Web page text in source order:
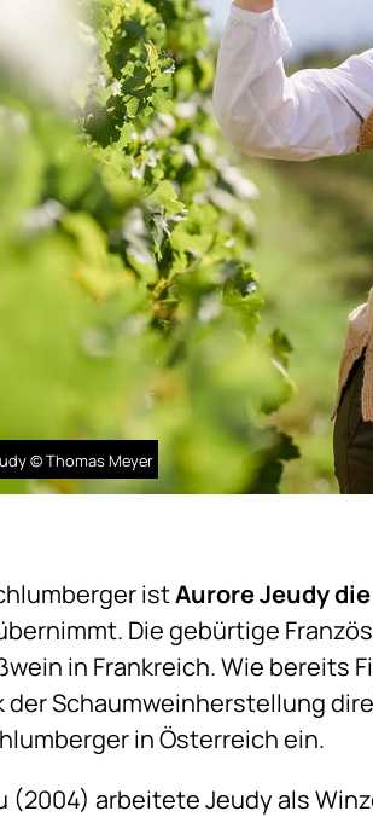
© Thomas Meyer
istAurore Jeudy
Die gebürtige
in Frankreich. Wie bereits
der Schaumweinherstellung
in Österreich ein.
(2004) arbeitete Jeudy als